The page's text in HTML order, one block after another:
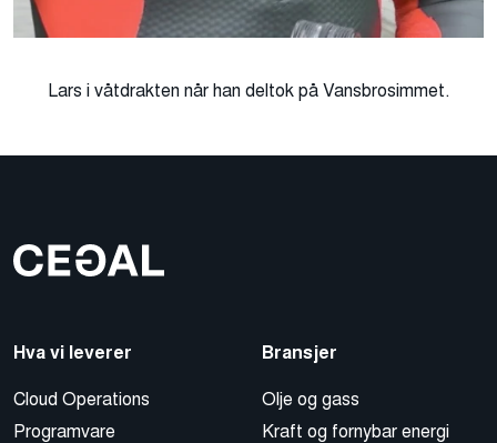
Lars i våtdrakten når han deltok på Vansbrosimmet.
Hva vi leverer
Cloud Operations
Programvare
Bransjer
Olje og gass
Kraft og fornybar energi